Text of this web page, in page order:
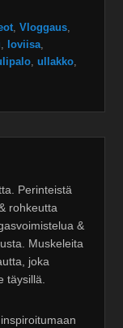
,Vloggaus,
, loviisa,
,ullakko,
Perinteistä
rohkeutta
&
Muskeleita
joka
täysillä.